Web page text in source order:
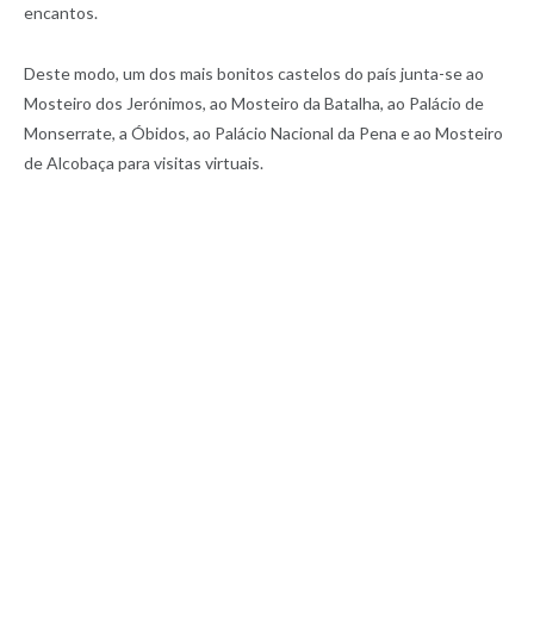
encantos.
Deste modo, um dos mais bonitos castelos do país junta-se ao
Mosteiro dos Jerónimos, ao Mosteiro da Batalha, ao Palácio de
Monserrate, a Óbidos, ao Palácio Nacional da Pena e ao Mosteiro
de Alcobaça para visitas virtuais.